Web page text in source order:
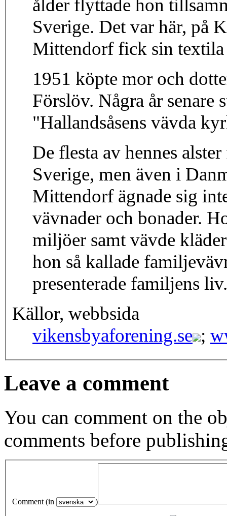
ålder flyttade hon
Sverige. Det var här, på
Mittendorf fick sin
1951 köpte mor och
Förslöv. Några år senare
"Hallandsåsens vävda
De flesta av hennes
Sverige, men även i
Mittendorf ägnade sig
vävnader och bonader.
miljöer samt vävde
hon så kallade
presenterade familjens liv.
Källor, webbsida
vikensbyaforening.se ;
Leave a comment
You can comment on the
comments before
Comment (in )